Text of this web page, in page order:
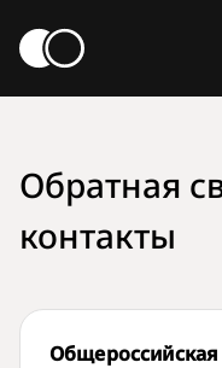
Обратная
контакты
Общероссийская